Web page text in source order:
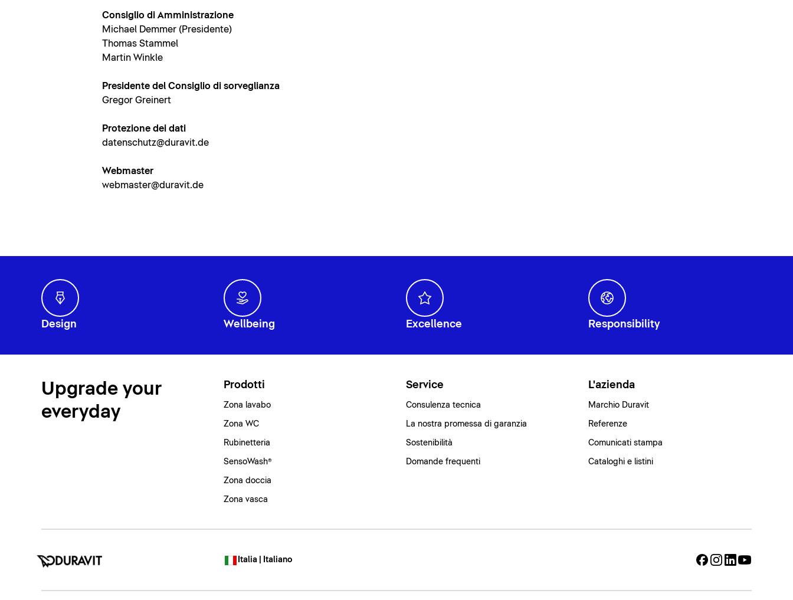
Consiglio di Amministrazione
Michael Demmer (Presidente)
Thomas Stammel
Martin Winkle
Presidente del Consiglio di sorveglianza
Gregor Greinert
Protezione dei dati
datenschutz@duravit.de
Webmaster
webmaster@duravit.de
Design Wellbeing Excellence Responsibility
Upgrade your
everyday
Prodotti
Zona lavabo
Zona WC
Rubinetteria
SensoWash®
Zona doccia
Zona vasca
Service
Consulenza tecnica
La nostra promessa di garanzia
Sostenibilità
Domande frequenti
L'azienda
Marchio Duravit
Referenze
Comunicati stampa
Cataloghi e listini
Italia | Italiano